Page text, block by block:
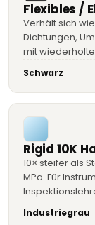
Flexibles /
Verhält sich
Dichtungen,
mit
Schwarz
Rigid 10K
10× steifer als
MPa. Für
Industriegrau